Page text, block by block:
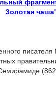
Золотая